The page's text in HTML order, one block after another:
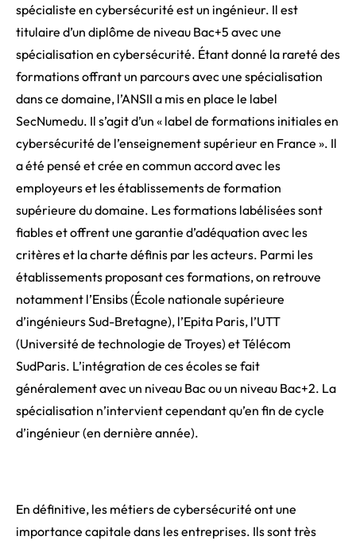
spécialiste en cybersécurité est un ingénieur. Il est
titulaire d’un diplôme de niveau Bac+5 avec une
spécialisation en cybersécurité. Étant donné la rareté des
formations offrant un parcours avec une spécialisation
dans ce domaine, l’ANSII a mis en place le label
SecNumedu. Il s’agit d’un « label de formations initiales en
cybersécurité de l’enseignement supérieur en France ». Il
a été pensé et crée en commun accord avec les
employeurs et les établissements de formation
supérieure du domaine. Les formations labélisées sont
fiables et offrent une garantie d’adéquation avec les
critères et la charte définis par les acteurs. Parmi les
établissements proposant ces formations, on retrouve
notamment l’Ensibs (École nationale supérieure
d’ingénieurs Sud-Bretagne), l’Epita Paris, l’UTT
(Université de technologie de Troyes) et Télécom
SudParis. L’intégration de ces écoles se fait
généralement avec un niveau Bac ou un niveau Bac+2. La
spécialisation n’intervient cependant qu’en fin de cycle
d’ingénieur (en dernière année).
En définitive, les métiers de cybersécurité ont une
importance capitale dans les entreprises. Ils sont très